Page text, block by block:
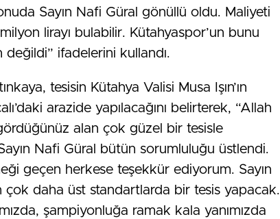
Sayın Nafi Güral gönüllü oldu. Maliyeti
lirayı bulabilir. Kütahyaspor’un bunu
değildi” ifadelerini kullandı.
tesisin Kütahya Valisi Musa Işın’ın
arazide yapılacağını belirterek, “Allah
alan çok güzel bir tesisle
Nafi Güral bütün sorumluluğu üstlendi.
geçen herkese teşekkür ediyorum. Sayın
daha üst standartlarda bir tesis yapacak.
şampiyonluğa ramak kala yanımızda